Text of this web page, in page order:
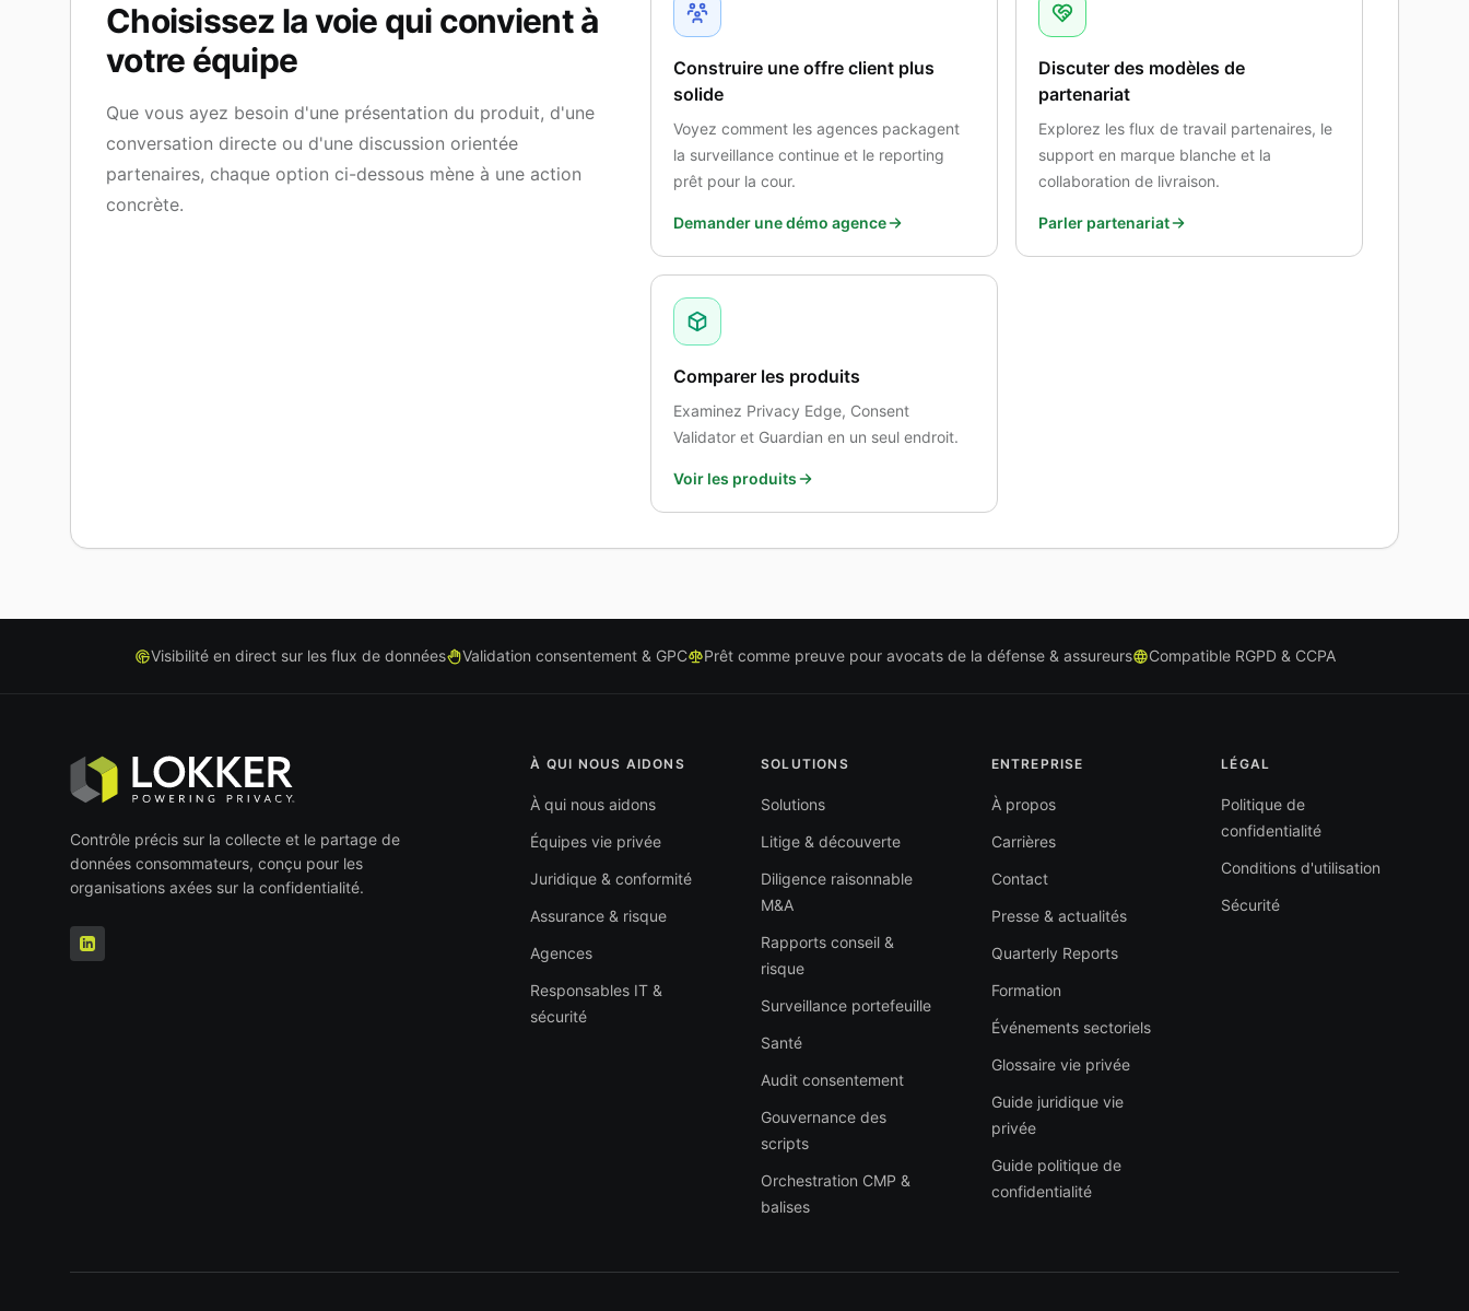
Choisissez la voie qui convient à
votre équipe
Que vous ayez besoin d'une présentation du produit, d'une
conversation directe ou d'une discussion orientée
partenaires, chaque option ci-dessous mène à une action
concrète.
Construire une offre client plus
solide
Voyez comment les agences packagent
la surveillance continue et le reporting
prêt pour la cour.
Demander une démo agence
Discuter des modèles de
partenariat
Explorez les flux de travail partenaires, le
support en marque blanche et la
collaboration de livraison.
Parler partenariat
Comparer les produits
Examinez Privacy Edge, Consent
Validator et Guardian en un seul endroit.
Voir les produits
Visibilité en direct sur les flux de données Validation consentement & GPC Prêt comme preuve pour avocats de la défense & assureurs Compatible RGPD & CCPA
Contrôle précis sur la collecte et le partage de
données consommateurs, conçu pour les
organisations axées sur la confidentialité.
À QUI NOUS AIDONS
À qui nous aidons
Équipes vie privée
Juridique & conformité
Assurance & risque
Agences
Responsables IT &
sécurité
SOLUTIONS
Solutions
Litige & découverte
Diligence raisonnable
M&A
Rapports conseil &
risque
Surveillance portefeuille
Santé
Audit consentement
Gouvernance des
scripts
Orchestration CMP &
balises
ENTREPRISE
À propos
Carrières
Contact
Presse & actualités
Quarterly Reports
Formation
Événements sectoriels
Glossaire vie privée
Guide juridique vie
privée
Guide politique de
confidentialité
LÉGAL
Politique de
confidentialité
Conditions d'utilisation
Sécurité